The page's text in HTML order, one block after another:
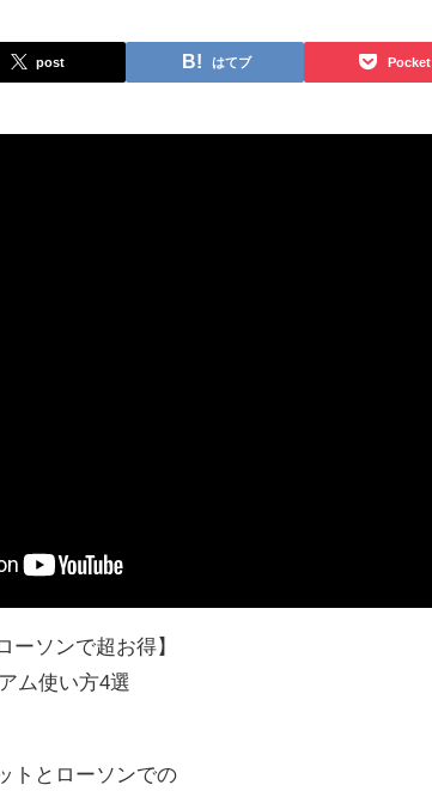
post はてブ Pocket
ーソンで超お得】
ム使い方4選
トとローソンでの